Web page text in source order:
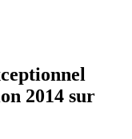
2014 sur